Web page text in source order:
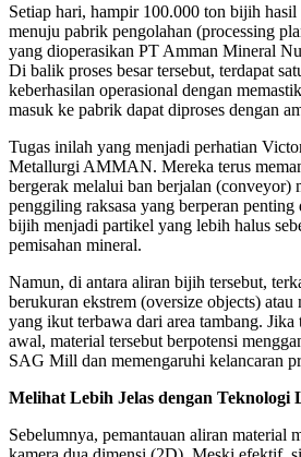
Setiap hari, hampir 100.000 ton bijih hasil
menuju pabrik pengolahan (processing
yang dioperasikan PT Amman Mineral
Di balik proses besar tersebut, terdapat
keberhasilan operasional dengan
masuk ke pabrik dapat diproses dengan
Tugas inilah yang menjadi perhatian
Metallurgi AMMAN. Mereka terus
bergerak melalui ban berjalan
penggiling raksasa yang berperan penting
bijih menjadi partikel yang lebih halus
pemisahan mineral.
Namun, di antara aliran bijih tersebut,
berukuran ekstrem (oversize objects) atau
yang ikut terbawa dari area tambang.
awal, material tersebut berpotensi
SAG Mill dan memengaruhi kelancaran
Melihat Lebih Jelas dengan Teknologi
Sebelumnya, pemantauan aliran material